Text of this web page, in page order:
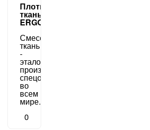
Плотная
ткань
ERGOstuff
Смесовая
ткань
-
эталон
производства
спецодежды
во
всем
мире.
0